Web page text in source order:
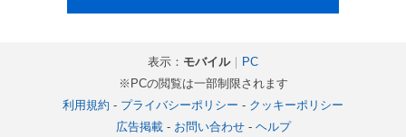
表示： モバイル｜ PC
※PCの閲覧は一部制限されます
利用規約 - プライバシーポリシー - クッキーポリシー
広告掲載- お問い合わせ- ヘルプ